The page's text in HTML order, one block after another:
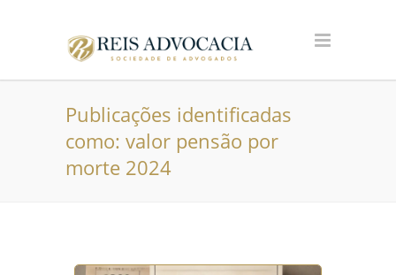
Publicações identificadas
como: valor pensão por
morte 2024